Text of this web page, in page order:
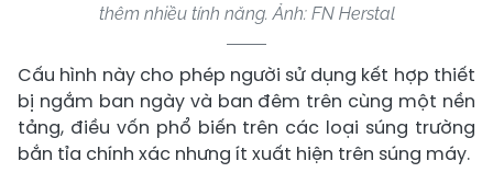
thêm nhiều tính năng. Ảnh: FN Herstal
Cấu hình này cho phép người sử dụng kết hợp thiết
bị ngắm ban ngày và ban đêm trên cùng một nền
tảng, điều vốn phổ biến trên các loại súng trường
bắn tỉa chính xác nhưng ít xuất hiện trên súng máy.